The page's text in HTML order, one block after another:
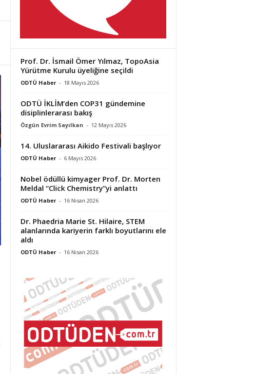
Prof. Dr. İsmail Ömer Yılmaz, TopoAsia
Yürütme Kurulu üyeliğine seçildi
ODTÜ Haber - 18 Mayıs 2026
ODTÜ İKLİM’den COP31 gündemine
disiplinlerarası bakış
Özgün Evrim Sayılkan - 12 Mayıs 2026
14. Uluslararası Aikido Festivali başlıyor
ODTÜ Haber - 6 Mayıs 2026
Nobel ödüllü kimyager Prof. Dr. Morten
Meldal “Click Chemistry”yi anlattı
ODTÜ Haber - 16 Nisan 2026
Dr. Phaedria Marie St. Hilaire, STEM
alanlarında kariyerin farklı boyutlarını ele
aldı
ODTÜ Haber - 16 Nisan 2026